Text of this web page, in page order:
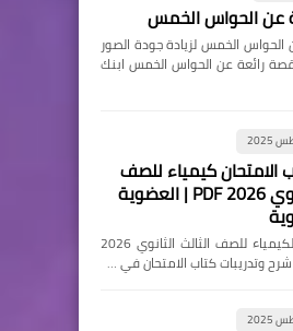
عن الحواس الخمس
الخمس لزيادة جودة الصور
رائعة عن الحواس الخمس ابنك
الامتحان كيمياء للصف
الثالث الثانوي 2026 PDF | العضوية
📘 تحميل كتاب الامتحان في الكيمياء للصف الثالث الثانوي 2026